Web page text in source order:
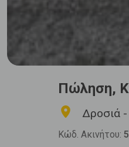
Πώληση,
Δροσιά
Κώδ. Ακινήτου: